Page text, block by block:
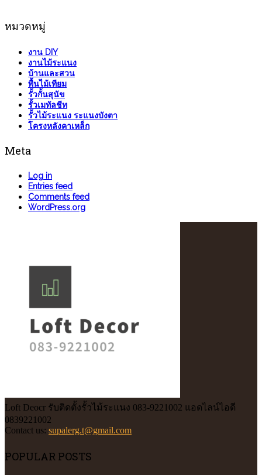
หมวดหมู่
งาน DIY
งานไม้ระแนง
บ้านและสวน
พื้นไม้เทียม
รั้วกั้นสุนัข
รั้วเมทัลชีท
รั้วไม้ระแนง ระแนงบังตา
โครงหลังคาเหล็ก
Meta
Log in
Entries feed
Comments feed
WordPress.org
Loft Deocr รับติดตั้งรั้วไม้ระแนง 083-9221002 แอดไลน์ไอดี
0839221002
Contact us: supalerg.t@gmail.com
POPULAR POSTS